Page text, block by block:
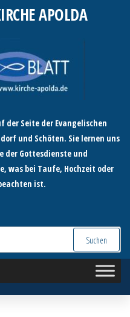
APOLDA
der Seite der Evangelischen
und Schöten. Sie lernen uns
der Gottesdienste und
was bei Taufe, Hochzeit oder
ist.